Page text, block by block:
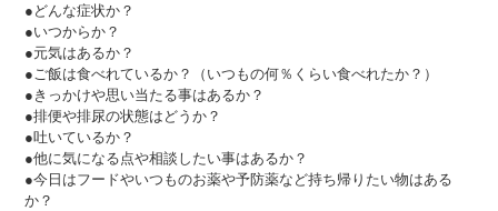
●どんな症状か？
●いつからか？
●元気はあるか？
●ご飯は食べれているか？（いつもの何％くらい食べれたか？）
●きっかけや思い当たる事はあるか？
●排便や排尿の状態はどうか？
●吐いているか？
●他に気になる点や相談したい事はあるか？
●今日はフードやいつものお薬や予防薬など持ち帰りたい物はある
か？